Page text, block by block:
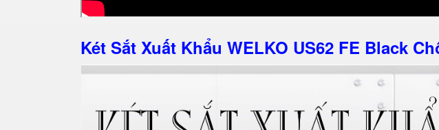
Két Sắt Xuất Khẩu WELKO US62 FE Black